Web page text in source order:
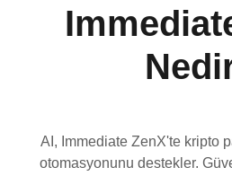
AI, Immediate ZenX'te kripto
otomasyonunu destekler.